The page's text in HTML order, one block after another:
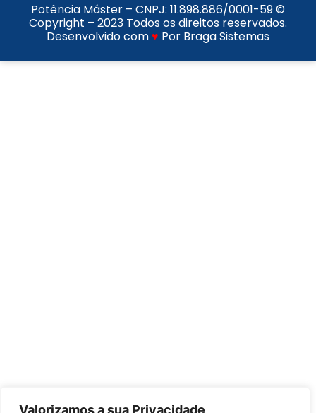
Valorizamos a sua Privacidade
Potência Máster – CNPJ: 11.898.886/0001-59©
Copyright – 2023 Todos os direitos reservados.
Desenvolvido com♥ Por Braga Sistemas